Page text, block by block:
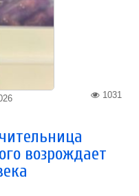
1031
возрождает